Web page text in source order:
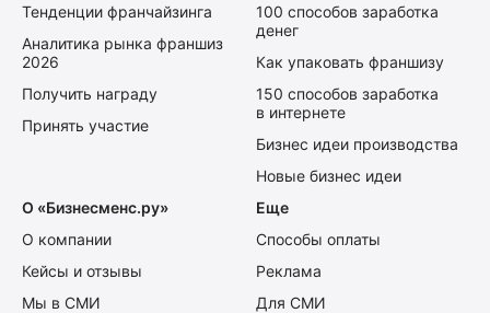
Тенденции франчайзинга
Аналитика рынка франшиз
2026
Получить награду
Принять участие
100 способов заработка
денег
Как упаковать франшизу
150 способов заработка
в интернете
Бизнес идеи производства
Новые бизнес идеи
О «Бизнесменс.ру»
О компании
Кейсы и отзывы
Мы в СМИ
Еще
Способы оплаты
Реклама
Для СМИ